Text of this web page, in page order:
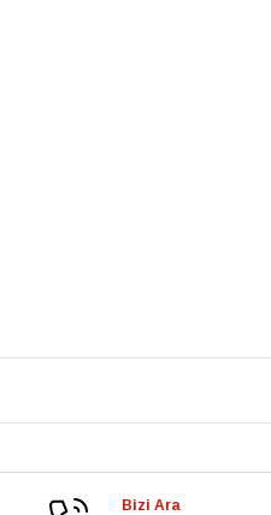
Bizi Ara